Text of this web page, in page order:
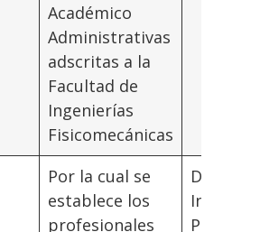
Académico
Administrativas
adscritas a la
Facultad de
Ingenierías
Fisicomecánicas
Por la cual se
establece los
profesionales
Director